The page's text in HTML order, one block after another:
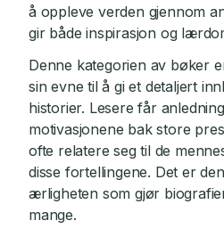
å oppleve verden gjennom
gir både inspirasjon og
Denne kategorien av bøker
sin evne til å gi et detaljert
historier. Lesere får
motivasjonene bak store
ofte relatere seg til de
disse fortellingene. Det er
ærligheten som gjør
mange.